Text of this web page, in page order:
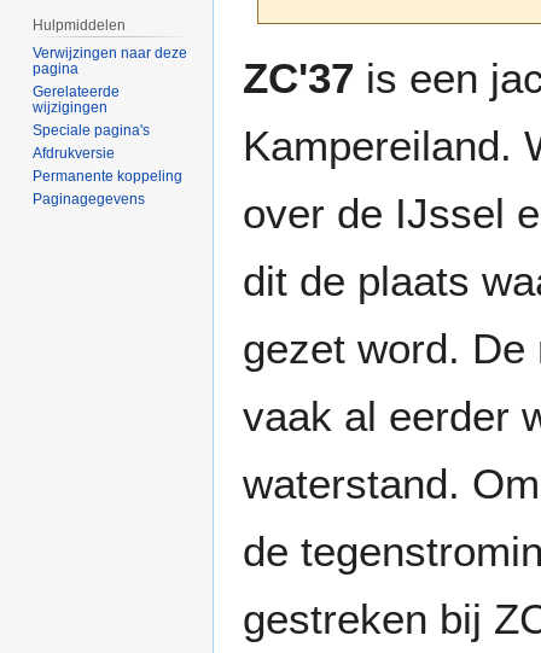
navigatie
zoeken
ZC'37 is een
Kampereiland.
over de IJssel
dit de plaats
gezet word.
vaak al eerder
waterstand.
de
gestreken bij
Hulpmiddelen
Verwijzingen naar deze
pagina
Gerelateerde
wijzigingen
Speciale pagina's
Afdrukversie
Permanente koppeling
Paginagegevens